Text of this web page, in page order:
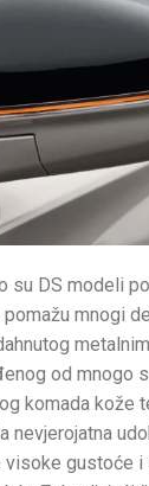
su DS modeli
mnogi
od mnogo
komada kože
nevjerojatna
visoke gustoće i